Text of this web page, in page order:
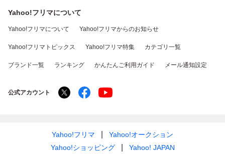
Yahoo!フリマについて
Yahoo!フリマについて Yahoo!フリマからのお知らせ
Yahoo!フリマトピックス Yahoo!フリマ特集 カテゴリ一覧
ブランド一覧 ランキング かんたんご利用ガイド メール通知設定
公式アカウント
Yahoo!フリマ
Yahoo!オークション
Yahoo!ショッピング
Yahoo! JAPAN